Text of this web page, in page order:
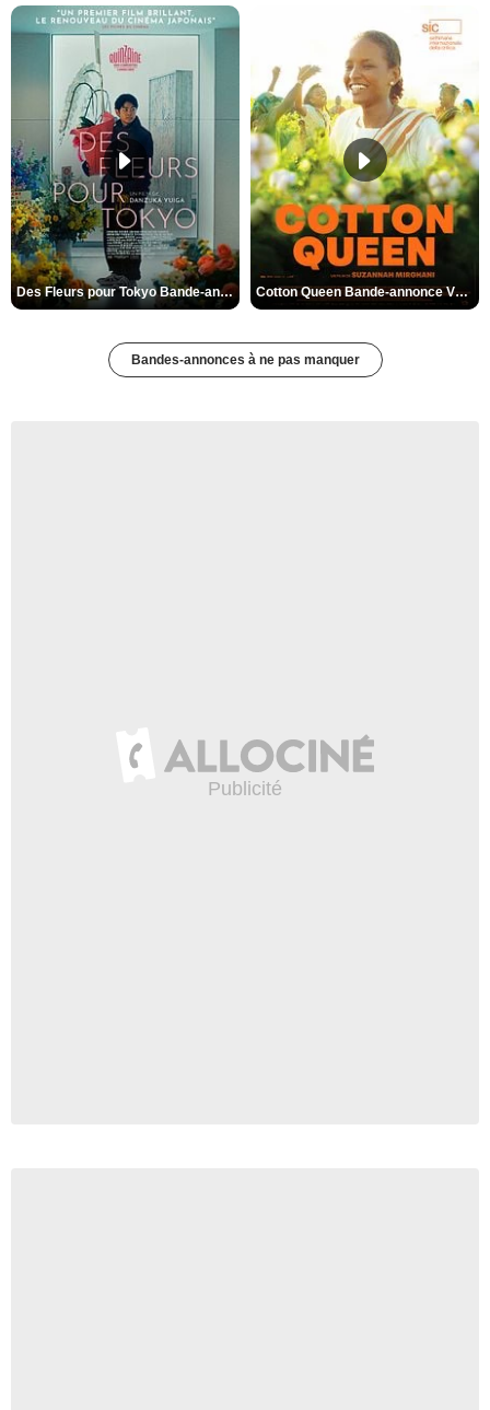
Des Fleurs pour Tokyo Bande-annonce VO STFR Cotton Queen Bande-annonce VO STFR
Bandes-annonces à ne pas manquer